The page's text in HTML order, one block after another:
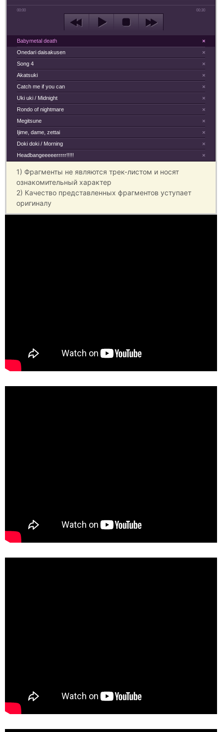
00:00 00:30
×
Babymetal death
×
Onedari daisakusen
×
Song 4
×
Akatsuki
×
Catch me if you can
×
Uki uki / Midnight
×
Rondo of nightmare
×
Megitsune
×
Ijime, dame, zettai
×
Doki doki / Morning
×
Headbangeeeeerrrrr!!!!!
1) Фрагменты не являются трек-листом и носят
ознакомительный характер
2) Качество представленных фрагментов уступает
оригиналу